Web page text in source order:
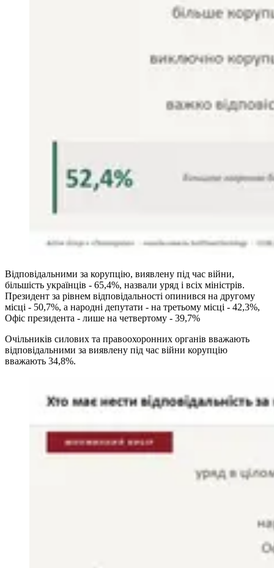
Відповідальними за корупцію, виявлену під час війни,
більшість українців - 65,4%, назвали уряд і всіх міністрів.
Президент за рівнем відповідальності опинився на другому
місці - 50,7%, а народні депутати - на третьому місці - 42,3%,
Офіс президента - лише на четвертому - 39,7%
Очільників силових та правоохоронних органів вважають
відповідальними за виявлену під час війни корупцію
вважають 34,8%.